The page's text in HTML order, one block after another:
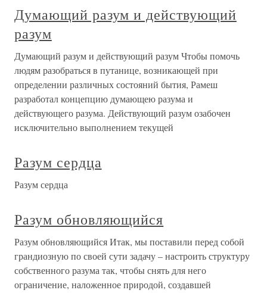
Думающий разум и действующий
разум
Думающий разум и действующий разум Чтобы помочь
людям разобраться в путанице, возникающей при
определении различных состояний бытия, Рамеш
разработал концепцию думающею разума и
действующего разума. Действующий разум озабочен
исключительно выполнением текущей
Разум сердца
Разум сердца
Разум обновляющийся
Разум обновляющийся Итак, мы поставили перед собой
грандиозную по своей сути задачу – настроить структуру
собственного разума так, чтобы снять для него
ограничение, наложенное природой, создавшей